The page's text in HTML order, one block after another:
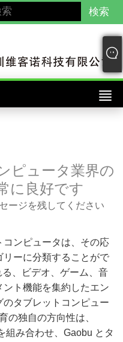
ピュータ業界の
に良好です
ージを残してください
ンピュータは、その応
ーに分類することがで
、ビデオ、ゲーム、音
ト機能を集約したエン
タブレットコンピュー
の独自の方向性は、
組み合わせ、Gaobu とタ